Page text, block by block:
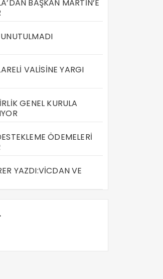
BAŞKAN MARTİN’E
VALİSİNE YARGI
GENEL KURULA
ÖDEMELERİ
YAZDI:VİCDAN VE